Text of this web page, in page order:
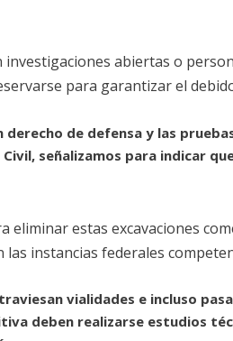
abiertas o
para garantizar el
de defensa y las
señalizamos para indicar
estas excavaciones
instancias federales
vialidades e incluso
deben realizarse estudios